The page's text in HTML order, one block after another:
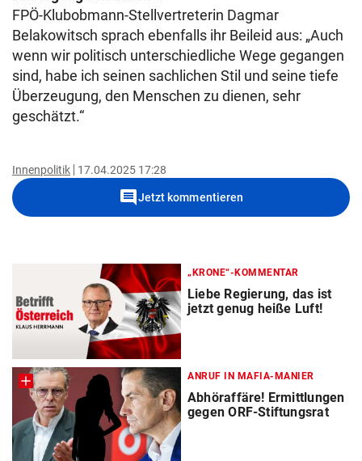
FPÖ-Klubobmann-Stellvertreterin Dagmar
Belakowitsch sprach ebenfalls ihr Beileid aus: „Auch
wenn wir politisch unterschiedliche Wege gegangen
sind, habe ich seinen sachlichen Stil und seine tiefe
Überzeugung, den Menschen zu dienen, sehr
geschätzt.“
Innenpolitik 17.04.2025 17:28
commentJetzt kommentieren
„KRONE“-KOMMENTAR
Liebe Regierung, das ist
jetzt genug heiße Luft!
ANRUF IN MAFIA-MANIER
Abhöraffäre! Ermittlungen
gegen ORF-Stiftungsrat